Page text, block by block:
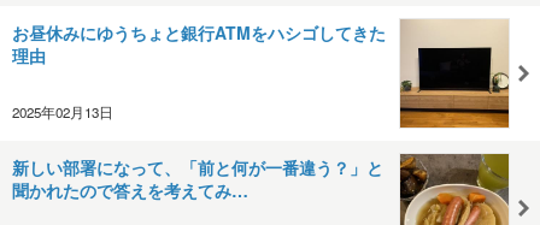
お昼休みにゆうちょと銀行ATMをハシゴしてきた
理由
2025年02月13日
新しい部署になって、「前と何が一番違う？」と
聞かれたので答えを考えてみ…